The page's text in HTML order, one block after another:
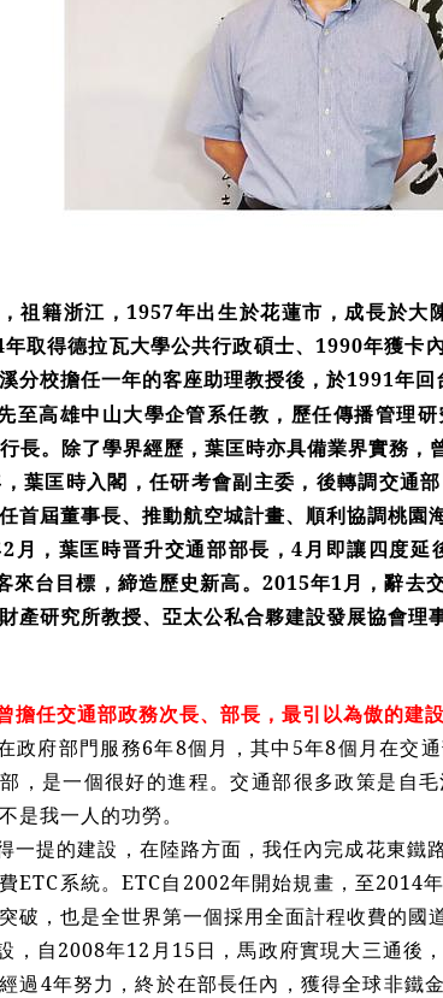
祖籍浙江，1957年出生於花蓮市，成長於
取得德拉瓦大學公共行政碩士、1990年獲卡
分校擔任一年的客座助理教授後，於1991年回
至高雄中山大學企管系任教，歷任傳播管理
長。除了學界經歷，葉匡時亦具備業界實務，
葉匡時入閣，任研考會副主委，後轉調交通
首屆董事長、推動航空城計畫、順利協調桃園
月，葉匡時晋升交通部部長，4月即讓四度
來台目標，締造歷史新高。2015年1月，辭去
產研究所教授、亞太公私合夥建設發展協會理
擔任交通部政務次長、部長，最引以為傲的建
政府部門服務6年8個月，其中5年8個月在交
，是一個很好的進程。交通部很多政策是自
是我一人的功勞。
一提的建設，在陸路方面，我任內完成花東鐵
ETC系統。ETC自2002年開始規畫，至2014
破，也是全世界第一個採用全面計程收費的國道
，自2008年12月15日，馬政府實現大三通後
過4年努力，終於在部長任內，獲得全球非鐵